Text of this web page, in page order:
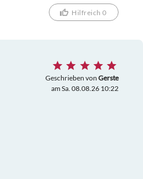
Hilfreich 0
Geschrieben von Gerste
am Sa. 08.08.26 10:22